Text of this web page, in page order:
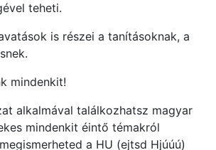
teheti.
is részei a tanításoknak, a
mindenkit!
alkalmával találkozhatsz magyar
mindenkit éintő témakról
a HU (ejtsd Hjúúú)